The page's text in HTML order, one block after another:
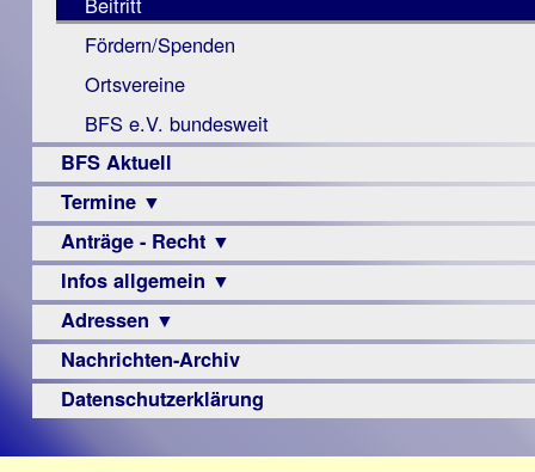
Instagram-
Links
Fördern/Spenden
Ortsvereine
BFS e.V. bundesweit
BFS Aktuell
Termine ▼
Veranstaltungsprogramme
Anträge - Recht ▼
Archiv
Urteile
Infos allgemein ▼
Sehbehinderung
Frühförderung
Schule
–
Adressen ▼
Augenoptiker
Berufsbildungswerke
Nachrichten-Archiv
Datenschutzerklärung